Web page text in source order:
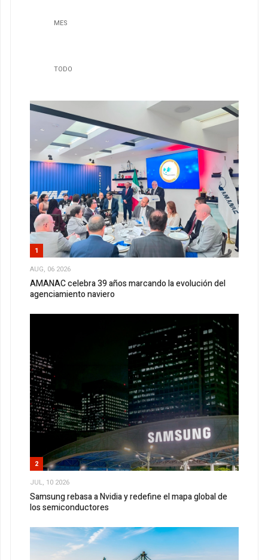
MES
TODO
1
AUG, 06 2026
AMANAC celebra 39 años marcando la evolución del
agenciamiento naviero
2
JUL, 10 2026
Samsung rebasa a Nvidia y redefine el mapa global de
los semiconductores